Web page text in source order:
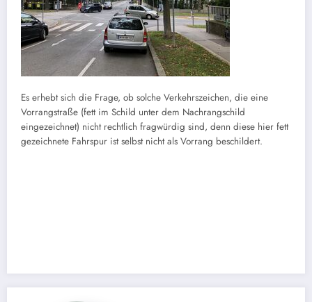
Es erhebt sich die Frage, ob solche Verkehrszeichen, die eine
Vorrangstraße (fett im Schild unter dem Nachrangschild
eingezeichnet) nicht rechtlich fragwürdig sind, denn diese hier fett
gezeichnete Fahrspur ist selbst nicht als Vorrang beschildert.